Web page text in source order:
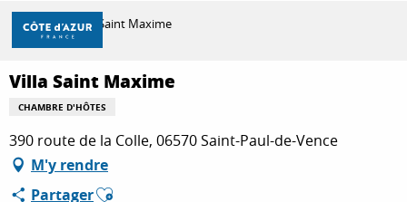
Aller
contenu
principal
DÉCOUVRIR
À FAIRE
Accueil Villa Saint Maxime
Villa Saint Maxime
CHAMBRE D'HÔTES
390 route de la Colle, 06570 Saint-Paul-de-Vence
M'y rendre
PartagerAjouter aux favoris